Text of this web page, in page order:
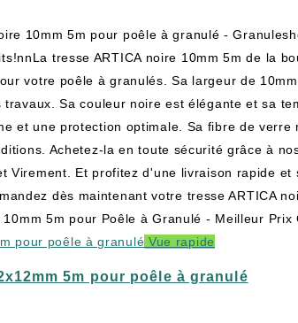
10mm 5m pour poêle à granulé -
tresse ARTICA noire 10mm 5m de la
votre poêle à granulés. Sa largeur de
Sa couleur noire est élégante et sa
et une protection optimale. Sa fibre de verre
Achetez-la en toute sécurité grâce à
Virement. Et profitez d'une livraison rapide et
dès maintenant votre tresse ARTICA
5m pour Poêle à Granulé - Meilleur Prix
Vue rapide
5m pour poêle à granulé